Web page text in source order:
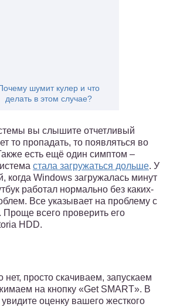
шумит кулер и что
делать в этом случае?
вы слышите отчетливый
то пропадать, то появляться во
есть ещё один симптом –
стала загружаться дольше. У
когда Windows загружалась минут
работал нормально без каких-
Все указывает на проблему с
Проще всего проверить его
HDD.
нет, просто скачиваем, запускаем
на кнопку «Get SMART». В
оценку вашего жесткого